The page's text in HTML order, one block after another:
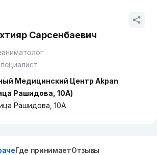
Сарсенбаевич
Медицинский Центр Akpan
Рашидова, 10А)
Рашидова, 10А
Где принимаетОтзывы